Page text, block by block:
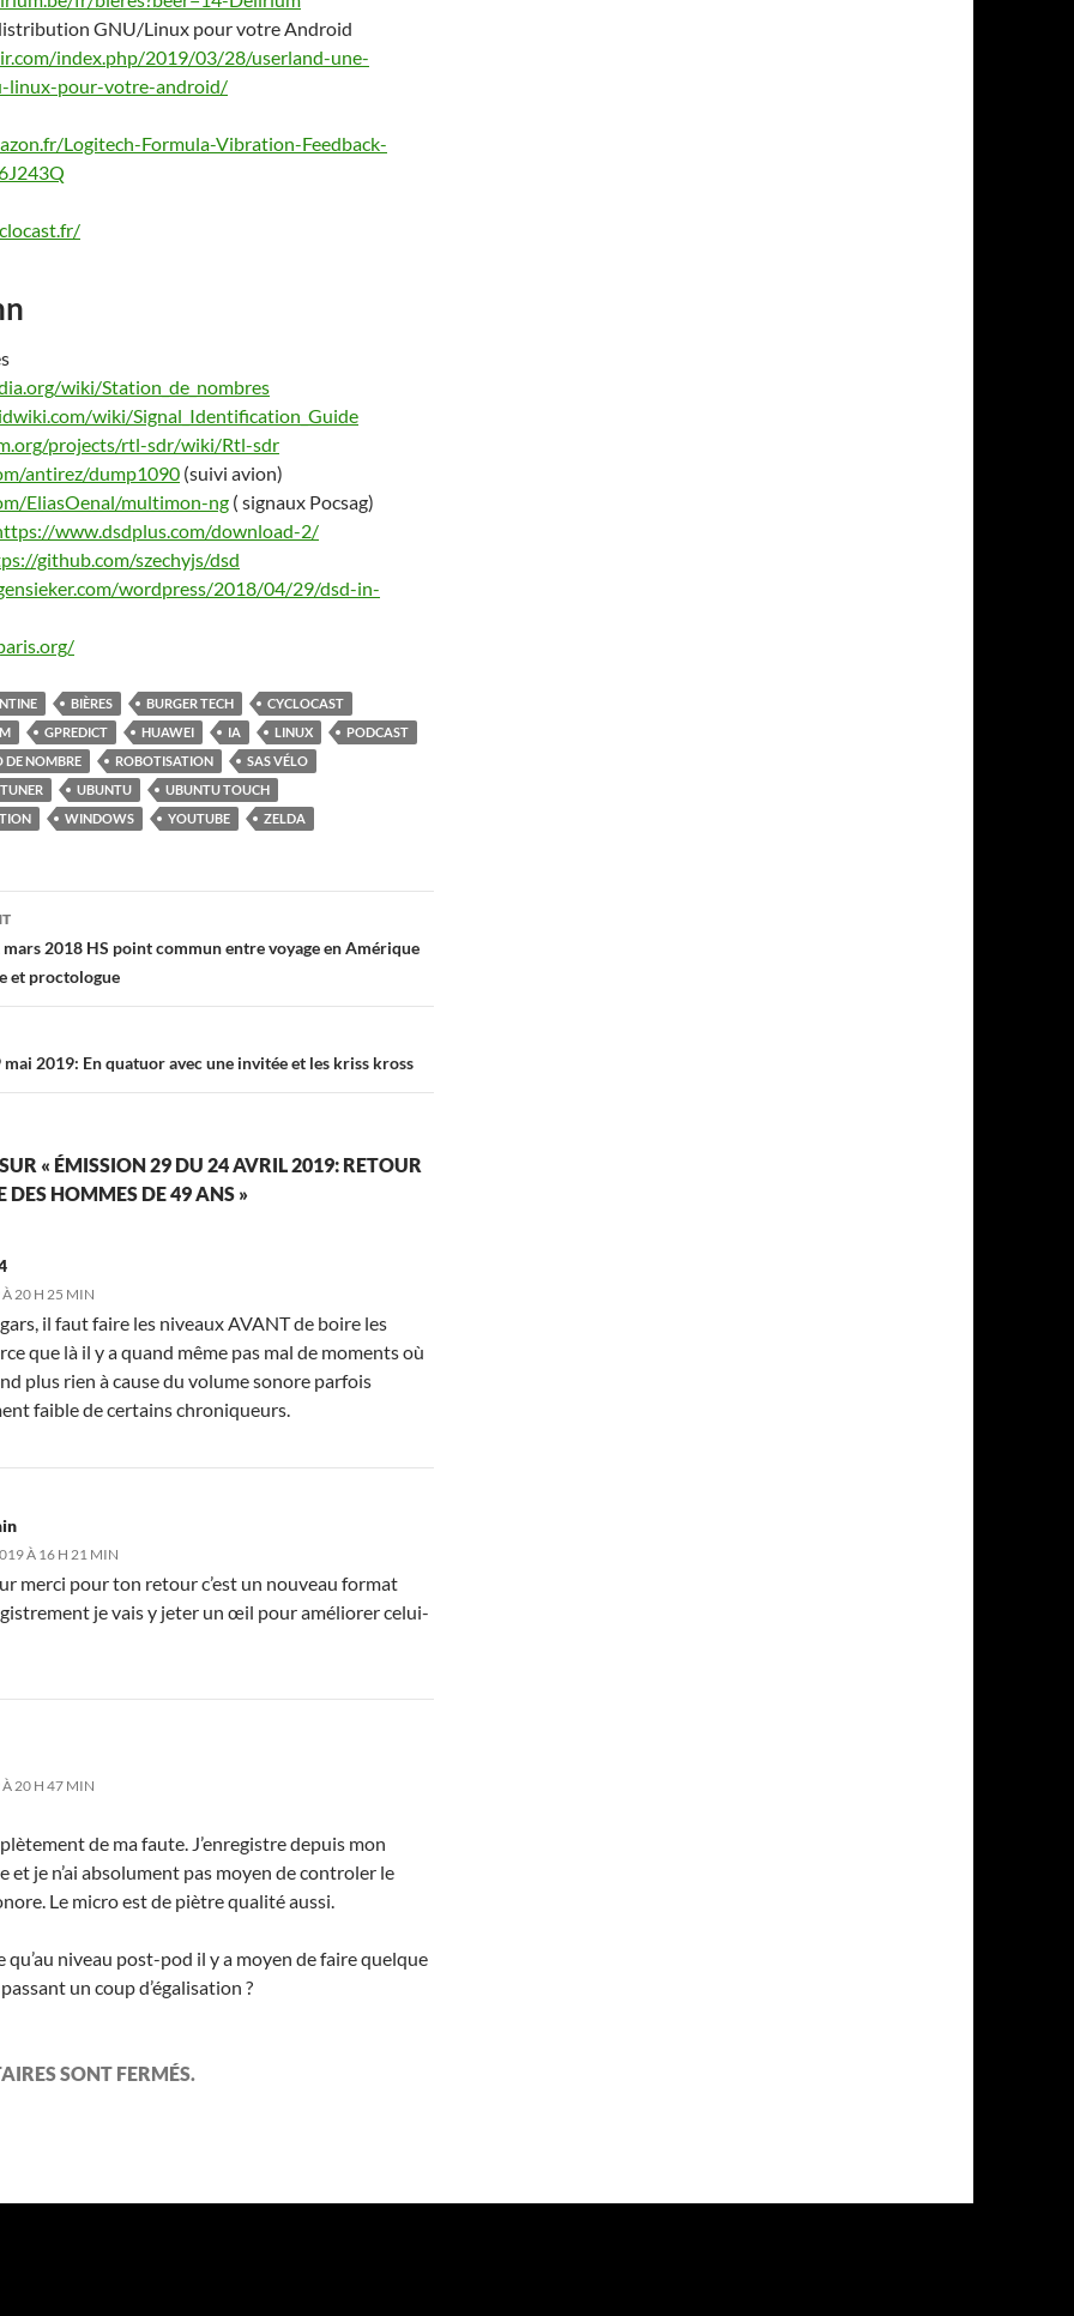
GNU/Linux pour votre Android
index.php/2019/03/28/userland-une-
linux-pour-votre-android/
Logitech-Formula-Vibration-Feedback-
wiki/Station_de_nombres
wiki/Signal_Identification_Guide
projects/rtl-sdr/wiki/Rtl-sdr
antirez/dump1090 (suivi avion)
EliasOenal/multimon-ng ( signaux Pocsag)
www.dsdplus.com/download-2/
github.com/szechyjs/dsd
wordpress/2018/04/29/dsd-in-
BIÈRES BURGER TECH
CYCLOCAST
GPREDICT HUAWEI IA LINUX
PODCAST
DE NOMBRE ROBOTISATION
SAS VÉLO
TUNER UBUNTU
UBUNTU TOUCH
WINDOWS YOUTUBE ZELDA
2018 HS point commun entre voyage en Amérique
et proctologue
mai 2019: En quatuor avec une invitée et les kriss kross
« ÉMISSION 29 DU 24 AVRIL 2019: RETOUR
DES HOMMES DE 49 ANS »
20 H 25 MIN
il faut faire les niveaux AVANT de boire les
que là il y a quand même pas mal de moments où
plus rien à cause du volume sonore parfois
faible de certains chroniqueurs.
À 16 H 21 MIN
merci pour ton retour c’est un nouveau format
je vais y jeter un œil pour améliorer celui-
20 H 47 MIN
de ma faute. J’enregistre depuis mon
et je n’ai absolument pas moyen de controler le
Le micro est de piètre qualité aussi.
qu’au niveau post-pod il y a moyen de faire quelque
un coup d’égalisation ?
SONT FERMÉS.